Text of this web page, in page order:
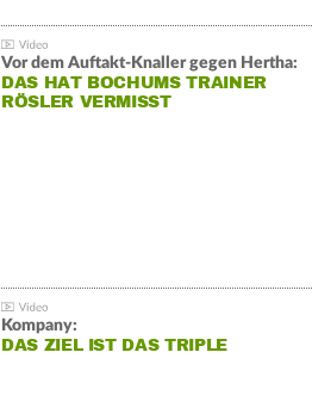
Vor dem Auftakt-Knaller gegen Hertha:
DAS HAT BOCHUMS TRAINER
RÖSLER VERMISST
Kompany:
DAS ZIEL IST DAS TRIPLE